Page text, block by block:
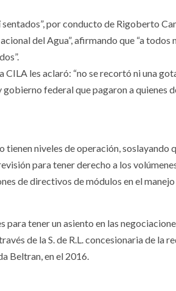
por conducto de Rigoberto
del Agua”, afirmando que “a todos
les aclaró: “no se recortó ni una
federal que pagaron a quienes
tienen niveles de operación, soslayando
para tener derecho a los
de directivos de módulos en el manejo
para tener un asiento en las
de la S. de R.L. concesionaria de la
Beltran, en el 2016.